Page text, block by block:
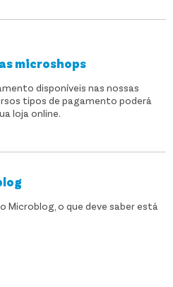
microshops
disponíveis nas nossas
tipos de pagamento poderá
loja online.
Microblog, o que deve saber está